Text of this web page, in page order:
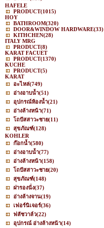
HAFELE
PRODUCT(1015)
HOY
BATHROOM(320)
DOOR&WINDOW HARDWARE(33)
KITHCHEN(28)
ITALY MRG
PRODUCT(8)
KARAT FACUET
PRODUCT(1370)
KUCHE
PRODUCT(5)
KARAT
อะไหล่(749)
อ่างอาบน้ำ(51)
อุปกรณ์ห้องน้ำ(21)
อ่างล้างหน้า(71)
โถปัสสาวะชาย(11)
สุขภัณฑ์(128)
KOHLER
ก๊อกน้ำ(580)
อ่างอาบน้ำ(77)
อ่างล้างหน้า(158)
โถปัสสาวะชาย(20)
สุขภัณฑ์(148)
ฝารองนั่ง(37)
อ่างล้างจาน(19)
เฟอร์นิเจอร์(36)
ฟลัชวาล์ว(22)
อุปกรณ์ อ่างล้างหน้า(14)